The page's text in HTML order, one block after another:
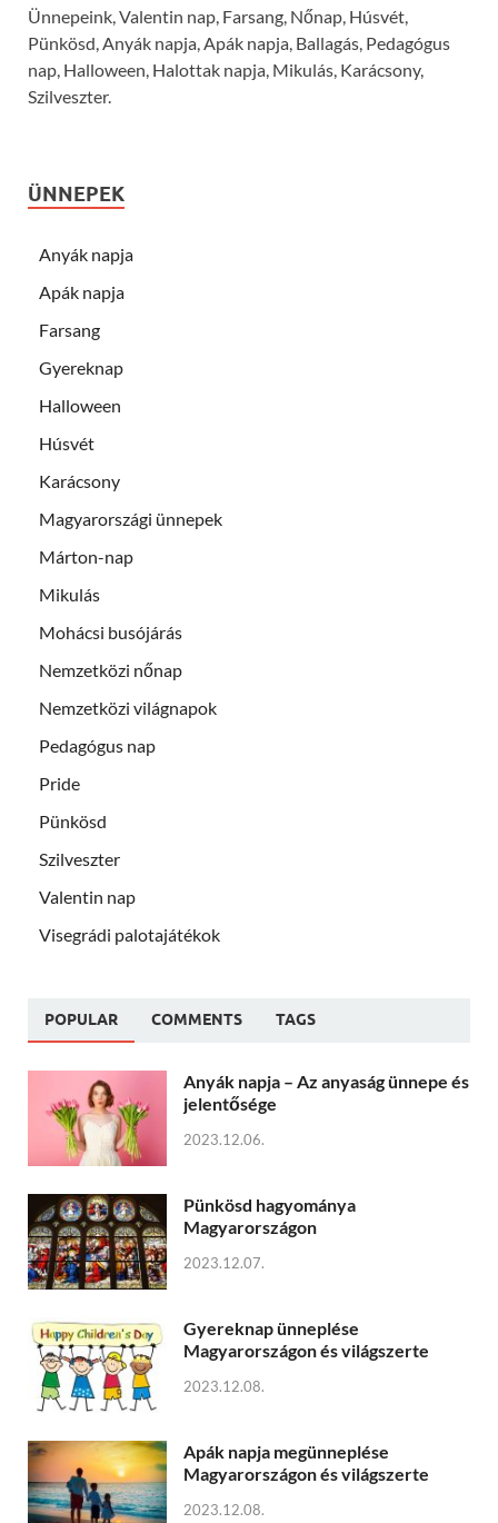
Ünnepeink, Valentin nap, Farsang, Nőnap, Húsvét,
Pünkösd, Anyák napja, Apák napja, Ballagás, Pedagógus
nap, Halloween, Halottak napja, Mikulás, Karácsony,
Szilveszter.
ÜNNEPEK
Anyák napja
Apák napja
Farsang
Gyereknap
Halloween
Húsvét
Karácsony
Magyarországi ünnepek
Márton-nap
Mikulás
Mohácsi busójárás
Nemzetközi nőnap
Nemzetközi világnapok
Pedagógus nap
Pride
Pünkösd
Szilveszter
Valentin nap
Visegrádi palotajátékok
POPULAR COMMENTS TAGS
Anyák napja – Az anyaság ünnepe és
jelentősége
2023.12.06.
Pünkösd hagyománya
Magyarországon
2023.12.07.
Gyereknap ünneplése
Magyarországon és világszerte
2023.12.08.
Apák napja megünneplése
Magyarországon és világszerte
2023.12.08.